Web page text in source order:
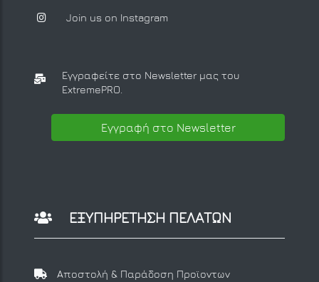
Join us on Instagram
Εγγραφείτε στο Newsletter μας του
ExtremePRO.
Εγγραφή στο Newsletter
ΕΞΥΠΗΡΕΤΗΣΗ ΠΕΛΑΤΩΝ
Αποστολή & Παράδοση Προϊοντων